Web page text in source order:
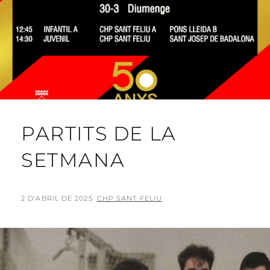
PARTITS DE LA
SETMANA
POSTED
2 D'ABRIL DE 2025 BY
CHP SANT FELIU